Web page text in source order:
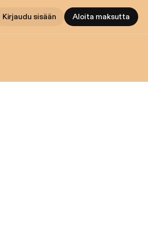
Kirjaudu sisään Aloita maksutta